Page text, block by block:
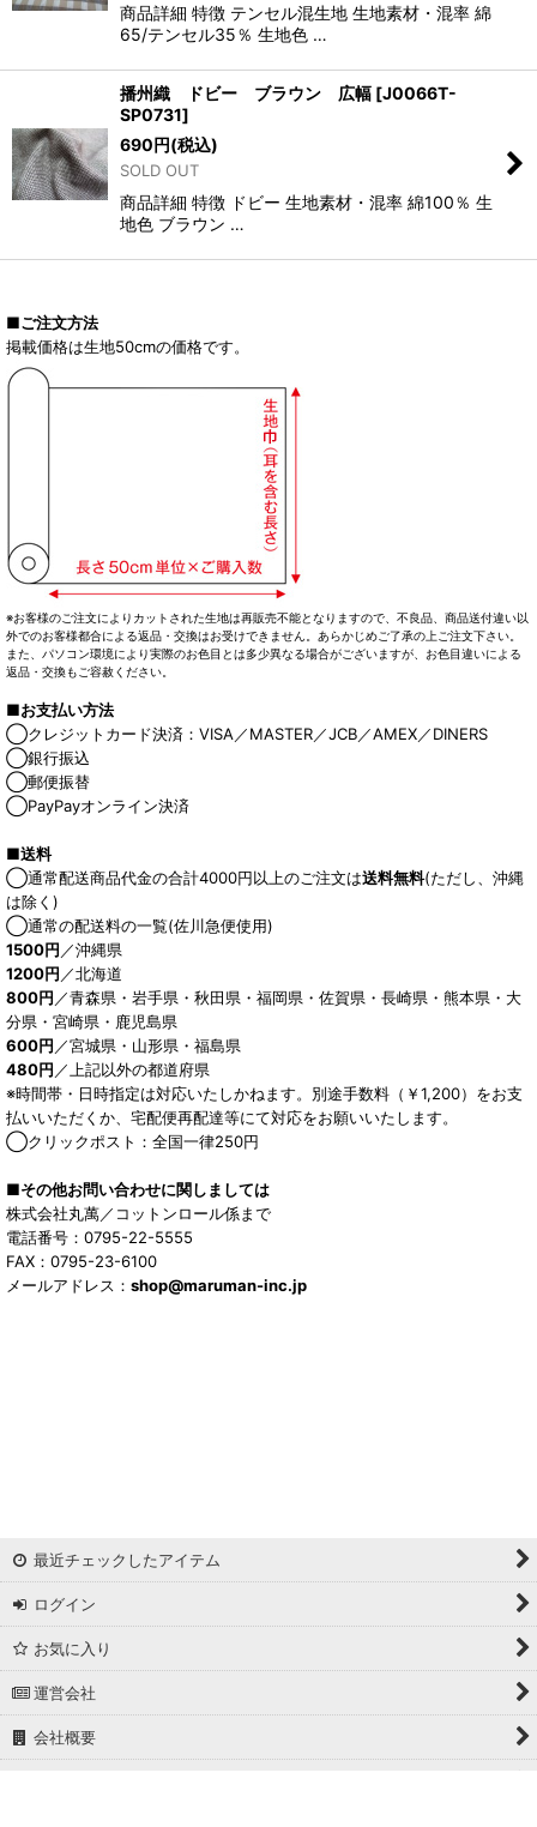
商品詳細 特徴 テンセル混生地 生地素材・混率 綿
65/テンセル35％ 生地色 …
播州織 ドビー ブラウン 広幅 [J0066T-
SP0731]
690円(税込)
SOLD OUT
商品詳細 特徴 ドビー 生地素材・混率 綿100％ 生
地色 ブラウン …
■ご注文方法
掲載価格は生地50cmの価格です。
※お客様のご注文によりカットされた生地は再販売不能となりますので、不良品、商品送付違い以
外でのお客様都合による返品・交換はお受けできません。あらかじめご了承の上ご注文下さい。
また、パソコン環境により実際のお色目とは多少異なる場合がございますが、お色目違いによる
返品・交換もご容赦ください。
■お支払い方法
◯クレジットカード決済：VISA／MASTER／JCB／AMEX／DINERS
◯銀行振込
◯郵便振替
◯PayPayオンライン決済
■送料
◯通常配送商品代金の合計4000円以上のご注文は送料無料(ただし、沖縄
は除く)
◯通常の配送料の一覧(佐川急便使用)
1500円 ／沖縄県
1200円 ／北海道
800円 ／青森県・岩手県・秋田県・福岡県・佐賀県・長崎県・熊本県・大
分県・宮崎県・鹿児島県
600円 ／宮城県・山形県・福島県
480円 ／上記以外の都道府県
※時間帯・日時指定は対応いたしかねます。別途手数料（￥1,200）をお支
払いいただくか、宅配便再配達等にて対応をお願いいたします。
◯クリックポスト：全国一律250円
■その他お問い合わせに関しましては
株式会社丸萬／コットンロール係まで
電話番号：0795-22-5555
FAX：0795-23-6100
メールアドレス： shop@maruman-inc.jp
最近チェックしたアイテム
ログイン
お気に入り
運営会社
会社概要